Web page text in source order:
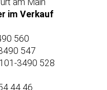
am Main
im Verkauf
560
547
3490 528
44 46